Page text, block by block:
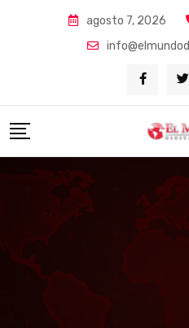
agosto 7, 2026